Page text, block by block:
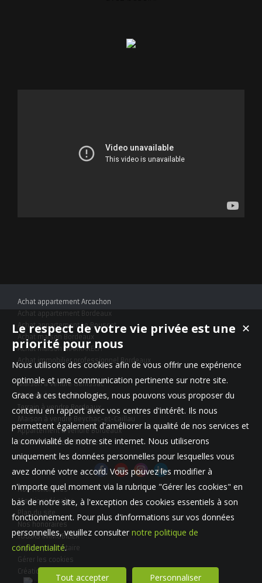
Achat appartement Arcachon
Achat appartement Bordeaux
Achat appartement Le Bouscat
Achat maison Bordeaux
Achat maison MARRAKECH
Achat immobilier professionnel Bordeaux
Maison à vendre Génissac
Maison à vendre Bordeaux
Terrain à vendre Bordeaux
Maison à vendre Beychac-et-Caillau
Appartement à vendre Bordeaux
Maison à vendre Talence
Nos Honoraires
Mentions légales
Plan du site
Nos honoraires
TOUJAS IMMOBILIER
Espace propriétaire
Gérer les cookies
Création site internet immobilier
✕
Le respect de votre vie privée est une
priorité pour nous
Nous utilisons des cookies afin de vous offrir une expérience
optimale et une communication pertinente sur notre site.
Grace à ces technologies, nous pouvons vous proposer du
contenu en rapport avec vos centres d'intérêt. Ils nous
permettent également d'améliorer la qualité de nos services et
la convivialité de notre site internet. Nous utiliserons
uniquement les données personnelles pour lesquelles vous
avez donné votre accord. Vous pouvez les modifier à
n'importe quel moment via la rubrique "Gérer les cookies" en
bas de notre site, à l'exception des cookies essentiels à son
fonctionnement. Pour plus d'informations sur vos données
personnelles, veuillez consulter notre politique de
confidentialité.
Tout accepter Personnaliser